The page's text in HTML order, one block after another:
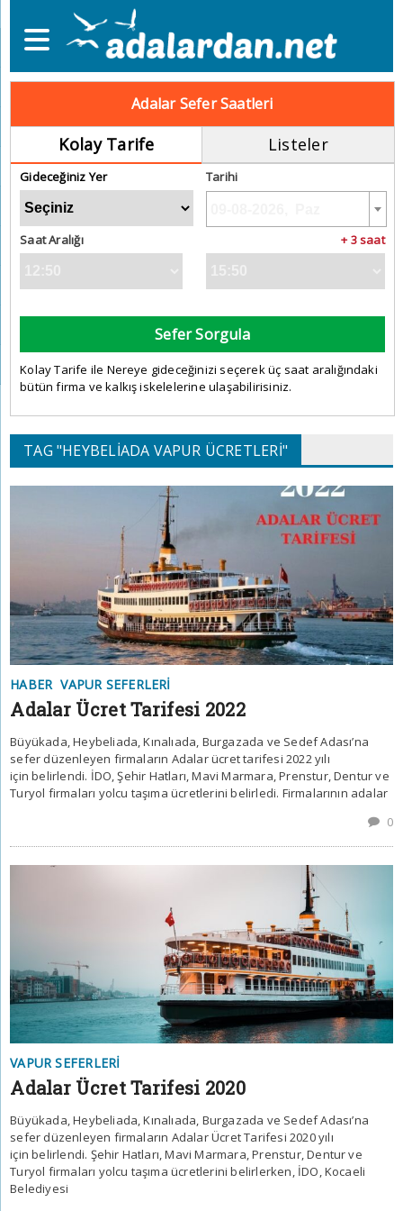
Adalar Sefer Saatleri
Kolay Tarife Listeler
Gideceğiniz Yer Tarihi
Saat Aralığı + 3 saat
Sefer Sorgula
Kolay Tarife ile Nereye gideceğinizi seçerek üç saat aralığındaki
bütün firma ve kalkış iskelelerine ulaşabilirisiniz.
TAG "HEYBELIADA VAPUR ÜCRETLERI"
HABER VAPUR SEFERLERI
Adalar Ücret Tarifesi 2022
Büyükada, Heybeliada, Kınalıada, Burgazada ve Sedef Adası’na
sefer düzenleyen firmaların Adalar ücret tarifesi 2022 yılı
için belirlendi. İDO, Şehir Hatları, Mavi Marmara, Prenstur, Dentur ve
Turyol firmaları yolcu taşıma ücretlerini belirledi. Firmalarının adalar
0
VAPUR SEFERLERI
Adalar Ücret Tarifesi 2020
Büyükada, Heybeliada, Kınalıada, Burgazada ve Sedef Adası’na
sefer düzenleyen firmaların Adalar Ücret Tarifesi 2020 yılı
için belirlendi. Şehir Hatları, Mavi Marmara, Prenstur, Dentur ve
Turyol firmaları yolcu taşıma ücretlerini belirlerken, İDO, Kocaeli
Belediyesi